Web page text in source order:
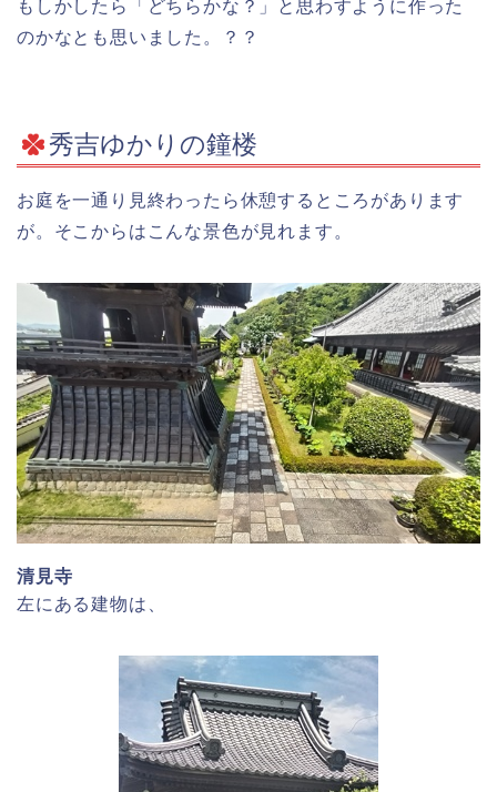
もしかしたら「どちらかな？」と思わすように作った
のかなとも思いました。？？
秀吉ゆかりの鐘楼
お庭を一通り見終わったら休憩するところがあります
が。そこからはこんな景色が見れます。
清見寺
左にある建物は、